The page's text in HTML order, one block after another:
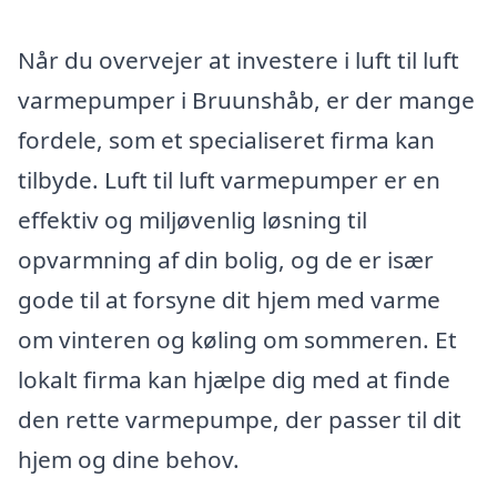
Når du overvejer at investere i luft til luft
varmepumper i Bruunshåb, er der mange
fordele, som et specialiseret firma kan
tilbyde. Luft til luft varmepumper er en
effektiv og miljøvenlig løsning til
opvarmning af din bolig, og de er især
gode til at forsyne dit hjem med varme
om vinteren og køling om sommeren. Et
lokalt firma kan hjælpe dig med at finde
den rette varmepumpe, der passer til dit
hjem og dine behov.